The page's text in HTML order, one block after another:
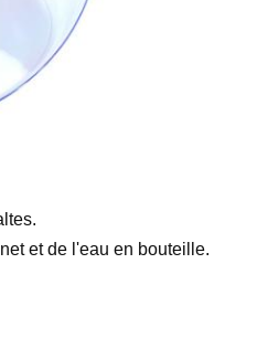
et de l'eau en bouteille.